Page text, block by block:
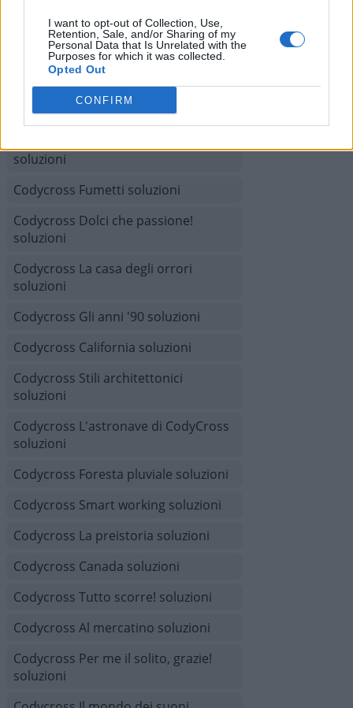
I want to opt-out of Collection, Use,
Retention, Sale, and/or Sharing of my
Personal Data that Is Unrelated with the
Purposes for which it was collected.
Opted Out
CONFIRM
Codycross Mesopotamia soluzioni
Codycross Città del Futuro soluzioni
Codycross Australia soluzioni
Codycross Isola del tesoro soluzioni
soluzioni
Codycross Fumetti soluzioni
Codycross Dolci che passione!
soluzioni
Codycross La casa degli orrori
soluzioni
Codycross Gli anni '90 soluzioni
Codycross California soluzioni
Codycross Stili architettonici
soluzioni
Codycross L'astronave di CodyCross
soluzioni
Codycross Foresta pluviale soluzioni
Codycross Smart working soluzioni
Codycross La preistoria soluzioni
Codycross Canada soluzioni
Codycross Tutto scorre! soluzioni
Codycross Al mercatino soluzioni
Codycross Per me il solito, grazie!
soluzioni